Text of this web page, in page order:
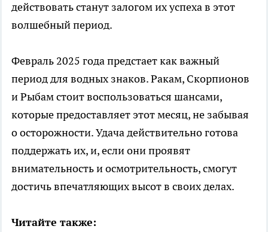
действовать станут залогом их успеха в этот
волшебный период.
Февраль 2025 года предстает как важный
период для водных знаков. Ракам, Скорпионов
и Рыбам стоит воспользоваться шансами,
которые предоставляет этот месяц, не забывая
о осторожности. Удача действительно готова
поддержать их, и, если они проявят
внимательность и осмотрительность, смогут
достичь впечатляющих высот в своих делах.
Читайте также: